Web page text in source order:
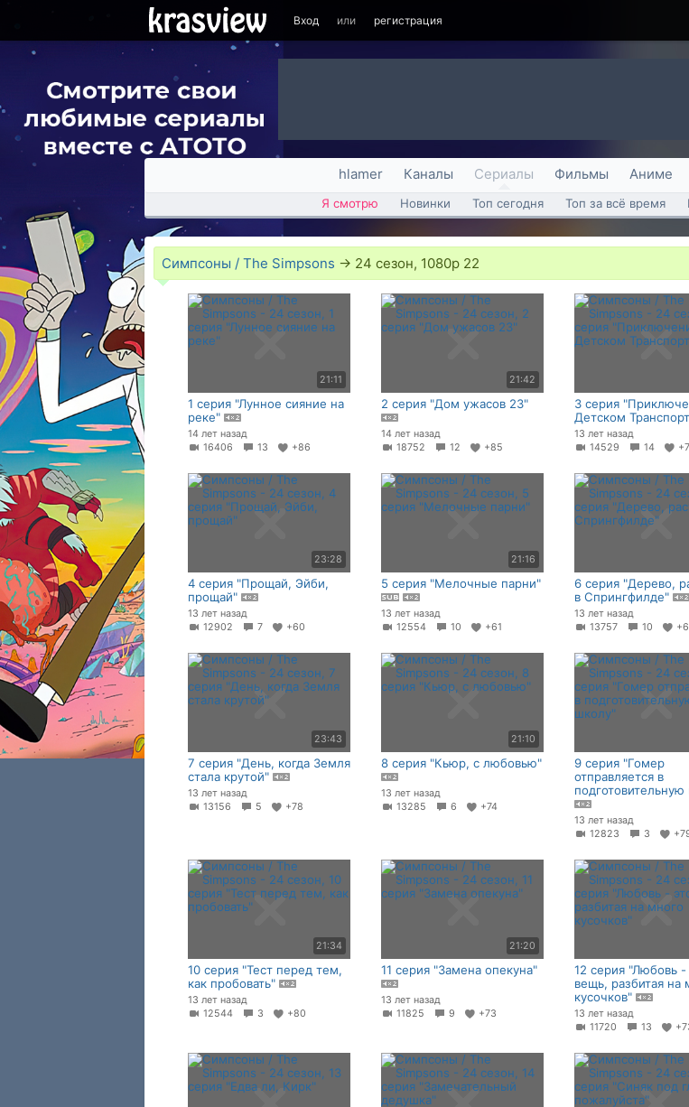
Вход или регистрация
hlamer Каналы Сериалы Фильмы Аниме
Я смотрю Новинки Топ сегодня Топ за всё время
Симпсоны / The Simpsons → 24 сезон, 1080p 22
21:11
1 серия "Лунное сияние на
реке"
14 лет назад
16406
13 +86
21:42
2 серия "Дом ужасов 23"
14 лет назад
18752
12 +85
3 серия
Детском
13 лет назад
14529
14
23:28
4 серия "Прощай, Эйби,
прощай"
13 лет назад
12902
7 +60
21:16
5 серия "Мелочные парни"
13 лет назад
12554
10 +61
6 серия "Дерево,
в Спрингфилде"
13 лет назад
13757
10
23:43
7 серия "День, когда Земля
стала крутой"
13 лет назад
13156
5 +78
21:10
8 серия "Кьюр, с любовью"
13 лет назад
13285
6 +74
9 серия "Гомер
отправляется в
13 лет назад
12823
3
21:34
10 серия "Тест перед тем,
как пробовать"
13 лет назад
12544
3 +80
21:20
11 серия "Замена опекуна"
13 лет назад
11825
9 +73
12 серия "Любовь -
вещь, разбитая на
кусочков"
13 лет назад
11720
13